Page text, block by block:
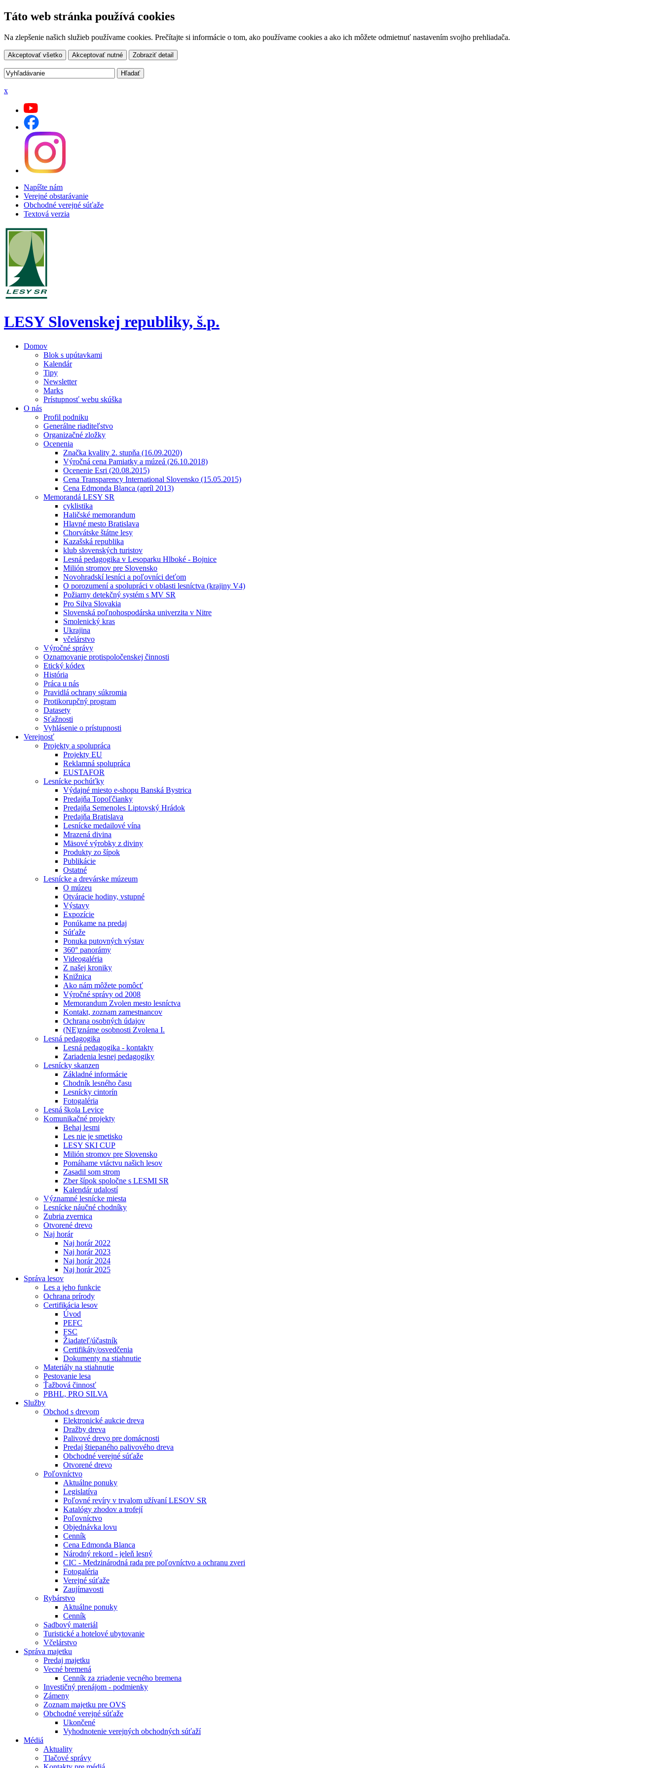
Táto web stránka používá cookies
Na zlepšenie našich služieb používame cookies. Prečítajte si informácie o tom, ako používame cookies a ako ich môžete odmietnuť nastavením svojho prehliadača.
Akceptovať všetko Akceptovať nutné Zobraziť detail
x
Napíšte nám
Verejné obstarávanie
Obchodné verejné súťaže
Textová verzia
LESY Slovenskej republiky, š.p.
Domov
Blok s upútavkami
Kalendár
Tipy
Newsletter
Marks
Prístupnosť webu skúška
O nás
Profil podniku
Generálne riaditeľstvo
Organizačné zložky
Ocenenia
Značka kvality 2. stupňa (16.09.2020)
Výročná cena Pamiatky a múzeá (26.10.2018)
Ocenenie Esri (20.08.2015)
Cena Transparency International Slovensko (15.05.2015)
Cena Edmonda Blanca (apríl 2013)
Memorandá LESY SR
cyklistika
Haličské memorandum
Hlavné mesto Bratislava
Chorvátske štátne lesy
Kazašská republika
klub slovenských turistov
Lesná pedagogika v Lesoparku Hlboké - Bojnice
Milión stromov pre Slovensko
Novohradskí lesníci a poľovníci deťom
O porozumení a spolupráci v oblasti lesníctva (krajiny V4)
Požiarny detekčný systém s MV SR
Pro Silva Slovakia
Slovenská poľnohospodárska univerzita v Nitre
Smolenický kras
Ukrajina
včelárstvo
Výročné správy
Oznamovanie protispoločenskej činnosti
Etický kódex
História
Práca u nás
Pravidlá ochrany súkromia
Protikorupčný program
Datasety
Sťažnosti
Vyhlásenie o prístupnosti
Verejnosť
Projekty a spolupráca
Projekty EU
Reklamná spolupráca
EUSTAFOR
Lesnícke pochúťky
Výdajné miesto e-shopu Banská Bystrica
Predajňa Topoľčianky
Predajňa Semenoles Liptovský Hrádok
Predajňa Bratislava
Lesnícke medailové vína
Mrazená divina
Mäsové výrobky z diviny
Produkty zo šípok
Publikácie
Ostatné
Lesnícke a drevárske múzeum
O múzeu
Otváracie hodiny, vstupné
Výstavy
Expozície
Ponúkame na predaj
Súťaže
Ponuka putovných výstav
360° panorámy
Videogaléria
Z našej kroniky
Knižnica
Ako nám môžete pomôcť
Výročné správy od 2008
Memorandum Zvolen mesto lesníctva
Kontakt, zoznam zamestnancov
Ochrana osobných údajov
(NE)známe osobnosti Zvolena I.
Lesná pedagogika
Lesná pedagogika - kontakty
Zariadenia lesnej pedagogiky
Lesnícky skanzen
Základné informácie
Chodník lesného času
Lesnícky cintorín
Fotogaléria
Lesná škola Levice
Komunikačné projekty
Behaj lesmi
Les nie je smetisko
LESY SKI CUP
Milión stromov pre Slovensko
Pomáhame vtáctvu našich lesov
Zasadil som strom
Zber šípok spoločne s LESMI SR
Kalendár udalostí
Významné lesnícke miesta
Lesnícke náučné chodníky
Zubria zvernica
Otvorené drevo
Naj horár
Naj horár 2022
Naj horár 2023
Naj horár 2024
Naj horár 2025
Správa lesov
Les a jeho funkcie
Ochrana prírody
Certifikácia lesov
Úvod
PEFC
FSC
Žiadateľ/účastník
Certifikáty/osvedčenia
Dokumenty na stiahnutie
Materiály na stiahnutie
Pestovanie lesa
Ťažbová činnosť
PBHL, PRO SILVA
Služby
Obchod s drevom
Elektronické aukcie dreva
Dražby dreva
Palivové drevo pre domácnosti
Predaj štiepaného palivového dreva
Obchodné verejné súťaže
Otvorené drevo
Poľovníctvo
Aktuálne ponuky
Legislatíva
Poľovné revíry v trvalom užívaní LESOV SR
Katalógy zhodov a trofejí
Poľovníctvo
Objednávka lovu
Cenník
Cena Edmonda Blanca
Národný rekord - jeleň lesný
CIC - Medzinárodná rada pre poľovníctvo a ochranu zveri
Fotogaléria
Verejné súťaže
Zaujímavosti
Rybárstvo
Aktuálne ponuky
Cenník
Sadbový materiál
Turistické a hotelové ubytovanie
Včelárstvo
Správa majetku
Predaj majetku
Vecné bremená
Cenník za zriadenie vecného bremena
Investičný prenájom - podmienky
Zámeny
Zoznam majetku pre OVS
Obchodné verejné súťaže
Ukončené
Vyhodnotenie verejných obchodných súťaží
Médiá
Aktuality
Tlačové správy